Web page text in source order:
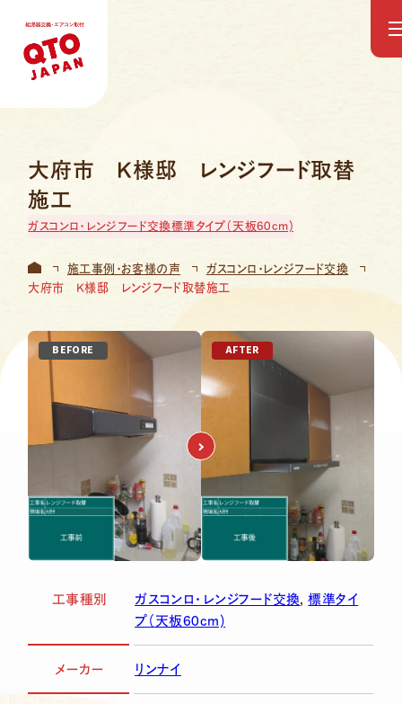
施工事例
オーナー・管理会社様向け
お任せ
入居者様からの急な故障連絡を
24時間365日 相談無料・スピード見積もり！
0120-749-333
LINEで見積り
大府市 K様邸 レンジフード取替
施工
ガスコンロ・レンジフード交換標準タイプ（天板60cm)
施工事例・お客様の声
ガスコンロ・レンジフード交換
大府市 K様邸 レンジフード取替施工
BEFORE AFTER
工事種別 ガスコンロ・レンジフード交換,標準タイ
プ（天板60cm)
メーカー リンナイ